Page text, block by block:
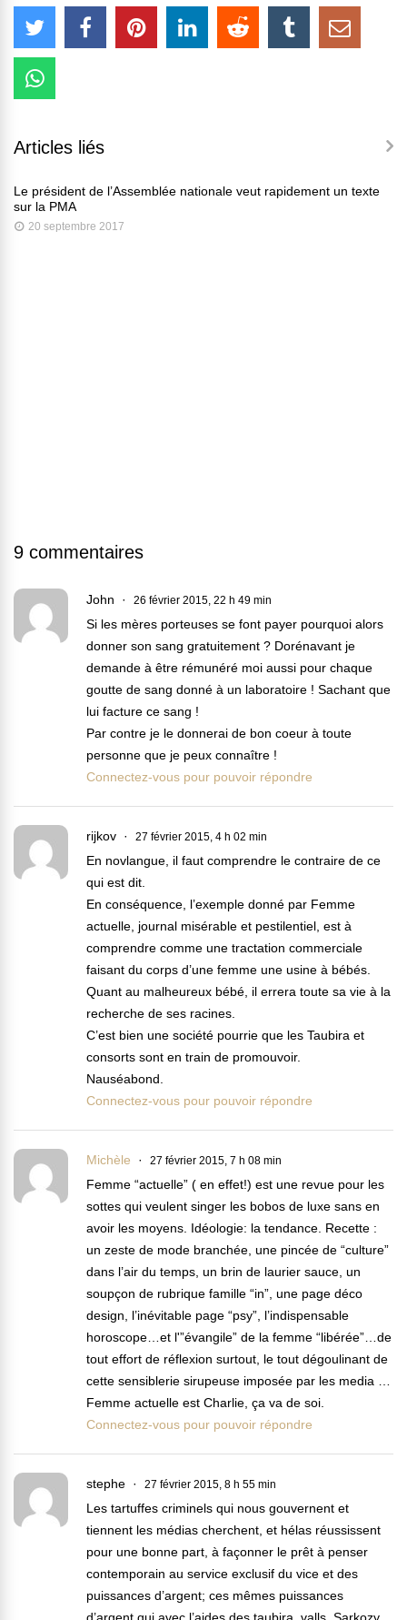
Articles liés
Le président de l’Assemblée nationale veut rapidement un texte
sur la PMA
20 septembre 2017
9 commentaires
John 26 février 2015, 22 h 49 min
Si les mères porteuses se font payer pourquoi alors
donner son sang gratuitement ? Dorénavant je
demande à être rémunéré moi aussi pour chaque
goutte de sang donné à un laboratoire ! Sachant que
lui facture ce sang !
Par contre je le donnerai de bon coeur à toute
personne que je peux connaître !
Connectez-vous pour pouvoir répondre
rijkov 27 février 2015, 4 h 02 min
En novlangue, il faut comprendre le contraire de ce
qui est dit.
En conséquence, l’exemple donné par Femme
actuelle, journal misérable et pestilentiel, est à
comprendre comme une tractation commerciale
faisant du corps d’une femme une usine à bébés.
Quant au malheureux bébé, il errera toute sa vie à la
recherche de ses racines.
C’est bien une société pourrie que les Taubira et
consorts sont en train de promouvoir.
Nauséabond.
Connectez-vous pour pouvoir répondre
Michèle 27 février 2015, 7 h 08 min
Femme “actuelle” ( en effet!) est une revue pour les
sottes qui veulent singer les bobos de luxe sans en
avoir les moyens. Idéologie: la tendance. Recette :
un zeste de mode branchée, une pincée de “culture”
dans l’air du temps, un brin de laurier sauce, un
soupçon de rubrique famille “in”, une page déco
design, l’inévitable page “psy”, l’indispensable
horoscope…et l'”évangile” de la femme “libérée”…de
tout effort de réflexion surtout, le tout dégoulinant de
cette sensiblerie sirupeuse imposée par les media …
Femme actuelle est Charlie, ça va de soi.
Connectez-vous pour pouvoir répondre
stephe 27 février 2015, 8 h 55 min
Les tartuffes criminels qui nous gouvernent et
tiennent les médias cherchent, et hélas réussissent
pour une bonne part, à façonner le prêt à penser
contemporain au service exclusif du vice et des
puissances d’argent; ces mêmes puissances